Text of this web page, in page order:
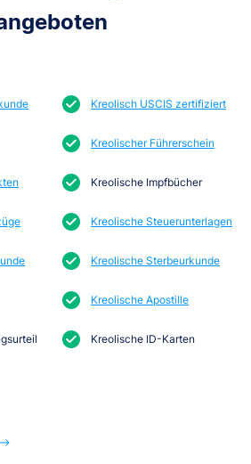
Kreolisch USCIS zertifiziert
Kreolischer Führerschein
Kreolische Impfbücher
Kreolische Steuerunterlagen
Kreolische Sterbeurkunde
Kreolische Apostille
Kreolische ID-Karten